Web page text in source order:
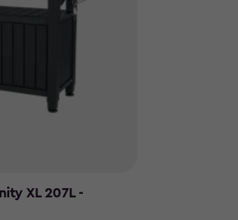
XL 207L -